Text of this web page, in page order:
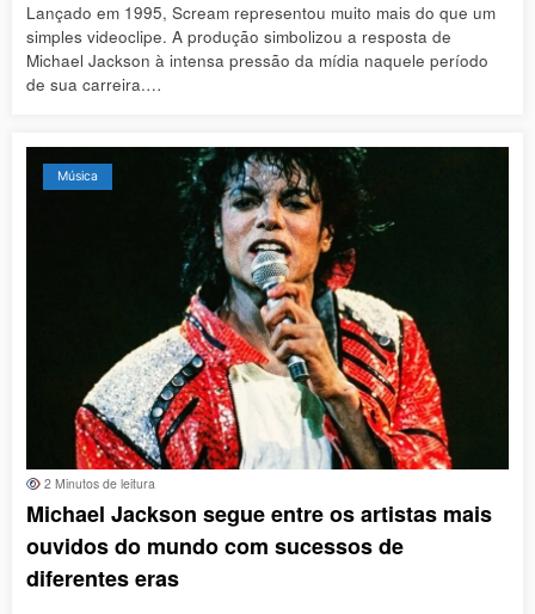
Lançado em 1995, Scream representou muito mais do que um
simples videoclipe. A produção simbolizou a resposta de
Michael Jackson à intensa pressão da mídia naquele período
de sua carreira.…
Música
2 Minutos de leitura
Michael Jackson segue entre os artistas mais
ouvidos do mundo com sucessos de
diferentes eras